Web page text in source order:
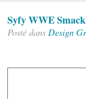
Syfy WWE
Posté dans Design